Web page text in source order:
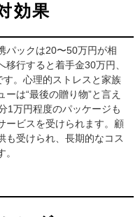
効果
パックは20〜50万円が相
行すると着手金30万円、
。心理的ストレスと家族
は“最後の贈り物”と言え
1万円程度のパッケージも
ービスを受けられます。顧
も受けられ、長期的なコス